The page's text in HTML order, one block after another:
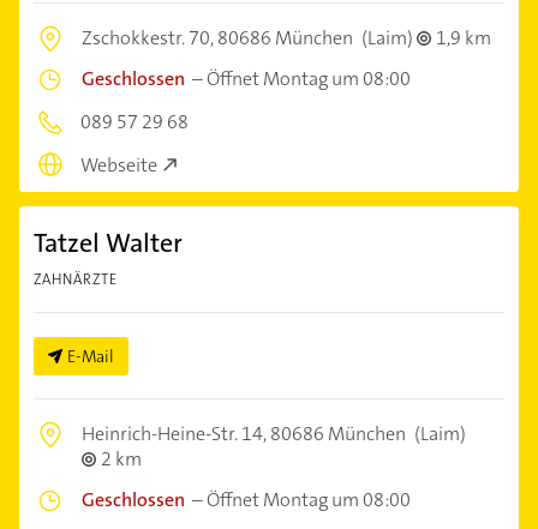
Zschokkestr. 70,80686 München (Laim)
1,9 km
Geschlossen –Öffnet Montag um 08:00
089 57 29 68
Webseite
Tatzel Walter
ZAHNÄRZTE
E-Mail
Heinrich-Heine-Str. 14,80686 München (Laim)
2 km
Geschlossen –Öffnet Montag um 08:00